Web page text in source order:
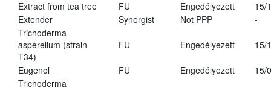
Extract from tea tree FU Engedélyezett
15/
Extender
Synergist Not PPP
-
Trichoderma
asperellum (strain
T34)
FU Engedélyezett 15/
Eugenol FU Engedélyezett
15/
Trichoderma